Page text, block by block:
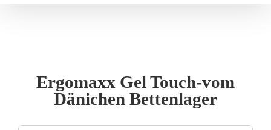
Ergomaxx Gel Touch-vom
Dänichen Bettenlager